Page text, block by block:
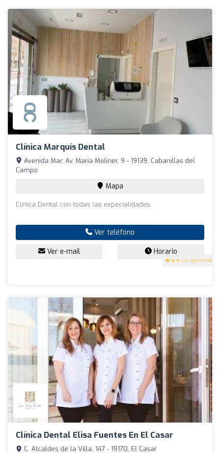
Clínica Marquís Dental
4.9 (36 opiniones)
Avenida Mar, Av. Maria Moliner, 9 - 19139, Cabanillas del
Campo
Mapa
Clínica Dental con todas las especialidades
Ver teléfono
Ver e-mail Horario
Clínica Dental Elisa Fuentes En El Casar
C. Alcaldes de la Villa, 147 - 19170, El Casar